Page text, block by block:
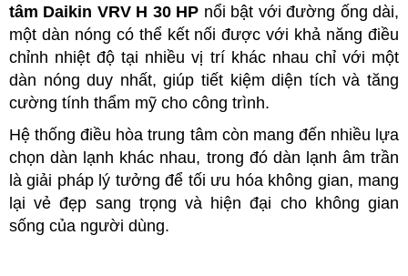
tâm Daikin VRV H 30 HP nổi bật với đường ống dài,
một dàn nóng có thể kết nối được với khả năng điều
chỉnh nhiệt độ tại nhiều vị trí khác nhau chỉ với một
dàn nóng duy nhất, giúp tiết kiệm diện tích và tăng
cường tính thẩm mỹ cho công trình.
Hệ thống điều hòa trung tâm còn mang đến nhiều lựa
chọn dàn lạnh khác nhau, trong đó dàn lạnh âm trần
là giải pháp lý tưởng để tối ưu hóa không gian, mang
lại vẻ đẹp sang trọng và hiện đại cho không gian
sống của người dùng.